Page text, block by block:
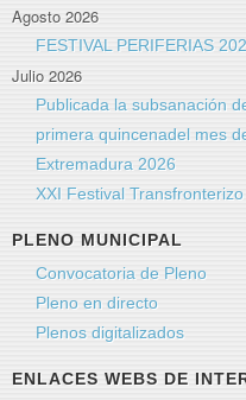
Agosto 2026
FESTIVAL PERIFERIAS
Julio 2026
Publicada la subsanación
primera quincenadel mes
Extremadura 2026
XXI Festival
PLENO MUNICIPAL
Convocatoria de Pleno
Pleno en directo
Plenos digitalizados
ENLACES WEBS DE